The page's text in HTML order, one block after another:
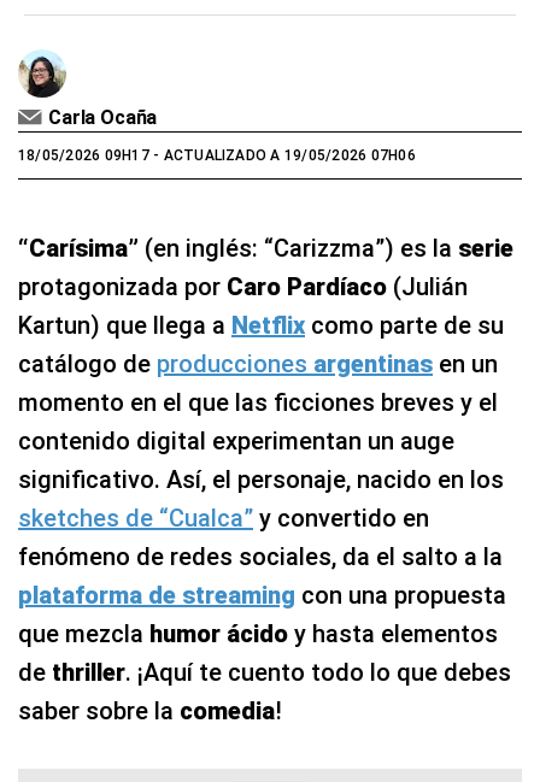
Carla Ocaña
18/05/2026 09H17- ACTUALIZADO A 19/05/2026 07H06
“Carísima” (en inglés: “Carizzma”) es la serie
protagonizada por Caro Pardíaco (Julián
Kartun) que llega a Netflix como parte de su
catálogo de producciones argentinas en un
momento en el que las ficciones breves y el
contenido digital experimentan un auge
significativo. Así, el personaje, nacido en los
sketches de “Cualca” y convertido en
fenómeno de redes sociales, da el salto a la
plataforma de streaming con una propuesta
que mezcla humor ácido y hasta elementos
de thriller. ¡Aquí te cuento todo lo que debes
saber sobre la comedia!